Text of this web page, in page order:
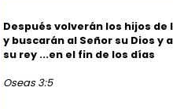
Después volverán los hijos de
y buscarán al Señor su Dios y
su rey ...en el fin de los días
Oseas 3:5